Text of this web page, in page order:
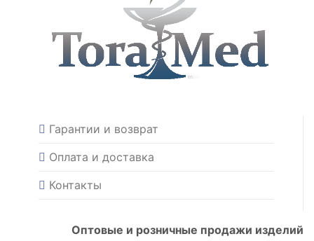
Гарантии и возврат
Оплата и доставка
Контакты
Оптовые и розничные продажи изделий